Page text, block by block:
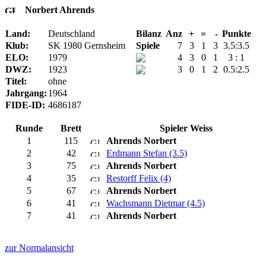
Norbert Ahrends
Land: Deutschland Bilanz Anz + = - Punkte
Klub:
SK 1980 Gernsheim Spiele 7 3 1 3 3.5:3.5
ELO:
1979 4 3 0 1
3 : 1
DWZ:
1923 3 0 1 2 0.5:2.5
Titel:
ohne
Jahrgang: 1964
FIDE-ID: 4686187
Runde Brett
Spieler Weiss
1
115
Ahrends Norbert
2
42
Erdmann Stefan (3.5)
3
75
Ahrends Norbert
4
35
Restorff Felix (4)
5
67
Ahrends Norbert
6
41
Wachsmann Dietmar (4.5)
7
41 Ahrends Norbert
zur Normalansicht